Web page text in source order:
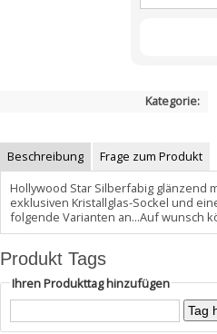
Kategorie:
Beschreibung
Frage zum Produkt
Hollywood Star Silberfabig glänzend
exklusiven Kristallglas-Sockel und
folgende Varianten an...Auf wunsch
Produkt Tags
Ihren Produkttag hinzufügen